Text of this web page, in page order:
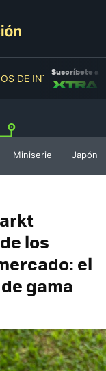
DE INTERNET
Suscríbete a
Miniserie Japón
los
el
gama